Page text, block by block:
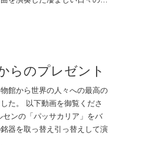
らのプレゼント
館から世界の人々への最高の
た。 以下動画を御覧くださ
センの「パッサカリア」をバ
器を取っ替え引っ替えして演